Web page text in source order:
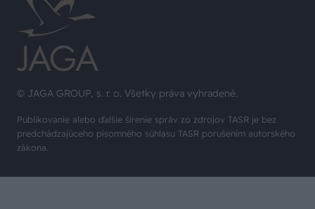
© JAGA GROUP, s. r. o. Všetky práva vyhradené.
Publikovanie alebo ďalšie šírenie správ zo zdrojov TASR je bez
predchádzajúceho písomného súhlasu TASR porušením autorského
zákona.